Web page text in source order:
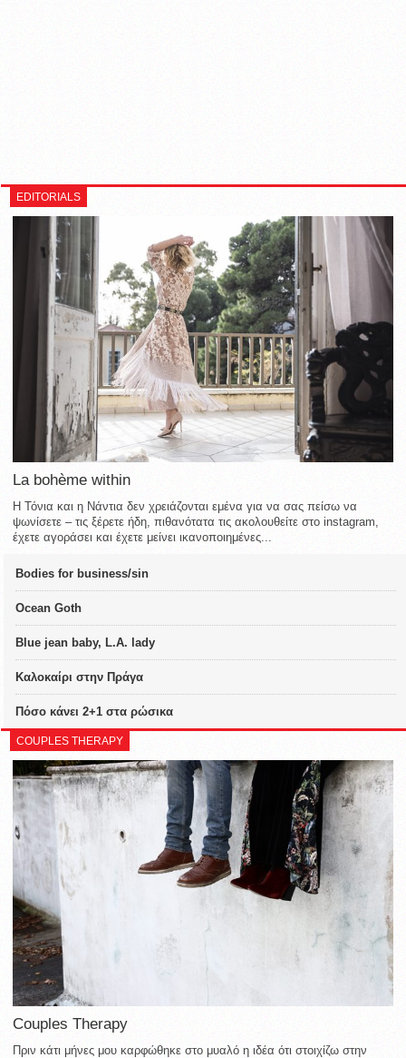
EDITORIALS
La bohème within
Η Τόνια και η Νάντια δεν χρειάζονται εμένα για να σας πείσω να
ψωνίσετε – τις ξέρετε ήδη, πιθανότατα τις ακολουθείτε στο instagram,
έχετε αγοράσει και έχετε μείνει ικανοποιημένες...
Bodies for business/sin
Ocean Goth
Blue jean baby, L.A. lady
Καλοκαίρι στην Πράγα
Πόσο κάνει 2+1 στα ρώσικα
COUPLES THERAPY
Couples Therapy
Πριν κάτι μήνες μου καρφώθηκε στο μυαλό η ιδέα ότι στοιχίζω στην